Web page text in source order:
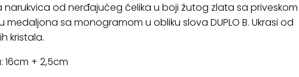
narukvica od nerđajućeg čelika u boji žutog zlata sa priveskom
medaljona sa monogramom u obliku slova DUPLO B. Ukrasi od
kristala.
16cm + 2,5cm